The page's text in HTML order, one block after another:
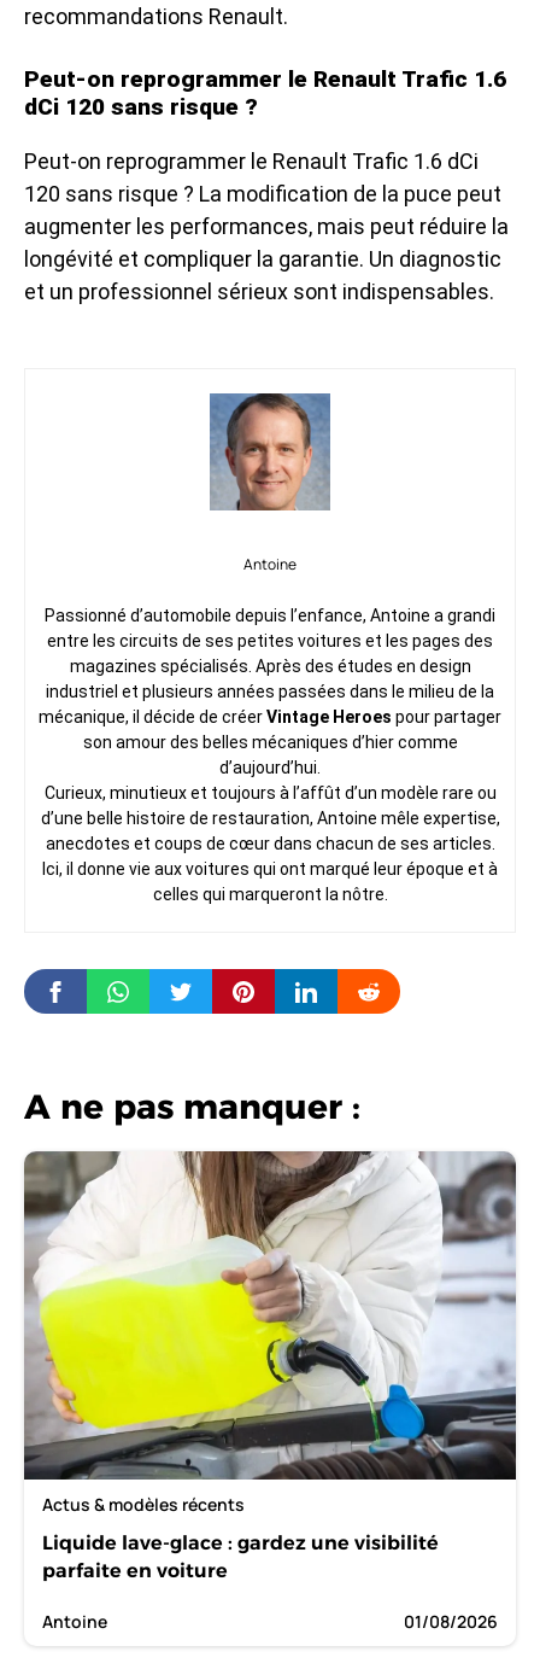
recommandations Renault.
Peut-on reprogrammer le Renault Trafic 1.6
dCi 120 sans risque ?
Peut-on reprogrammer le Renault Trafic 1.6 dCi
120 sans risque ? La modification de la puce peut
augmenter les performances, mais peut réduire la
longévité et compliquer la garantie. Un diagnostic
et un professionnel sérieux sont indispensables.
Antoine
Passionné d’automobile depuis l’enfance, Antoine a grandi
entre les circuits de ses petites voitures et les pages des
magazines spécialisés. Après des études en design
industriel et plusieurs années passées dans le milieu de la
mécanique, il décide de créerVintage Heroes pour partager
son amour des belles mécaniques d’hier comme
d’aujourd’hui.
Curieux, minutieux et toujours à l’affût d’un modèle rare ou
d’une belle histoire de restauration, Antoine mêle expertise,
anecdotes et coups de cœur dans chacun de ses articles.
Ici, il donne vie aux voitures qui ont marqué leur époque et à
celles qui marqueront la nôtre.
A ne pas manquer :
Actus & modèles récents
Liquide lave-glace : gardez une visibilité
parfaite en voiture
Antoine 01/08/2026